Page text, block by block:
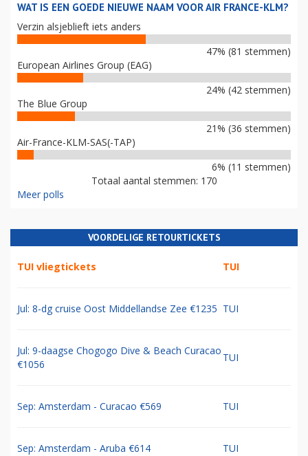
WAT IS EEN GOEDE NIEUWE NAAM VOOR AIR FRANCE-KLM?
Verzin alsjeblieft iets anders
47% (81 stemmen)
European Airlines Group (EAG)
24% (42 stemmen)
The Blue Group
21% (36 stemmen)
Air-France-KLM-SAS(-TAP)
6% (11 stemmen)
Totaal aantal stemmen: 170
Meer polls
VOORDELIGE RETOURTICKETS
TUI vliegtickets TUI
Jul: 8-dg cruise Oost Middellandse Zee €1235 TUI
Jul: 9-daagse Chogogo Dive & Beach Curacao
€1056
TUI
Sep: Amsterdam - Curacao €569 TUI
Sep: Amsterdam - Aruba €614 TUI